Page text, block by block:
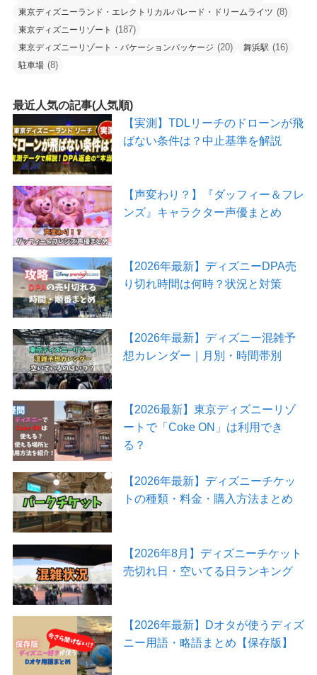
東京ディズニーランド・エレクトリカルパレード・ドリームライツ (8)
東京ディズニーリゾート (187)
東京ディズニーリゾート・バケーションパッケージ (20) 舞浜駅 (16)
駐車場 (8)
最近人気の記事(人気順)
【実測】TDLリーチのドローンが飛
ばない条件は？中止基準を解説
【声変わり？】『ダッフィー＆フレ
ンズ』キャラクター声優まとめ
【2026年最新】ディズニーDPA売
り切れ時間は何時？状況と対策
【2026年最新】ディズニー混雑予
想カレンダー｜月別・時間帯別
【2026最新】東京ディズニーリゾ
ートで「Coke ON」は利用でき
る？
【2026年最新】ディズニーチケッ
トの種類・料金・購入方法まとめ
【2026年8月】ディズニーチケット
売切れ日・空いてる日ランキング
【2026年最新】Dオタが使うディズ
ニー用語・略語まとめ【保存版】